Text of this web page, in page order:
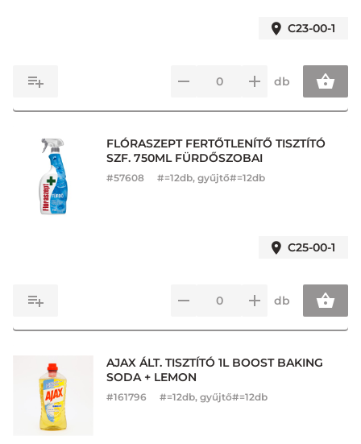
C23-00-1
db
FLÓRASZEPT FERTŐTLENÍTŐ TISZTÍTÓ
SZF. 750ML FÜRDŐSZOBAI
#57608 #=12db, gyűjtő#=12db
C25-00-1
db
AJAX ÁLT. TISZTÍTÓ 1L BOOST BAKING
SODA + LEMON
#161796 #=12db, gyűjtő#=12db